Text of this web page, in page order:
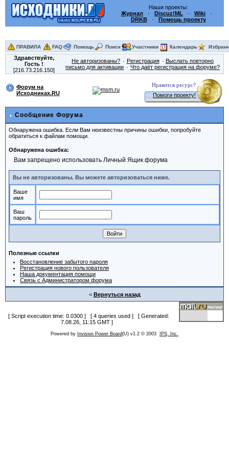
Наши проекты:
Журнал · Discuz!ML · Wiki ·
DRKB· Помощь проекту
ПРАВИЛА FAQ Помощь Поиск Участники Календарь
Здравствуйте,
Гость!
[216.73.216.150]
Не авторизованы? Регистрация
Выслать повторно
письмо для активации
Что даёт регистрация на форуме?
Форум на
Исходниках.RU
Нравится ресурс?
Помоги проекту!
Сообщение Форума
Обнаружена ошибка. Если Вам неизвестны причины ошибки, попробуйте
обратиться к файлам помощи.
Обнаружена ошибка:
Вам запрещено использовать Личный Ящик форума
Вы не авторизованы. Вы можете авторизоваться ниже.
Ваше
имя
Ваш
пароль
Полезные ссылки
Восстановление забытого пароля
Регистрация нового пользователя
Наша документация помощи
Связь с Администратором форума
< Вернуться назад
[ Script execution time: 0.0300 ] [ 4 queries used ] [ Generated:
7.08.26, 11:15 GMT ]
Powered by Invision Power Board(U) v1.2 © 2003 IPS, Inc.